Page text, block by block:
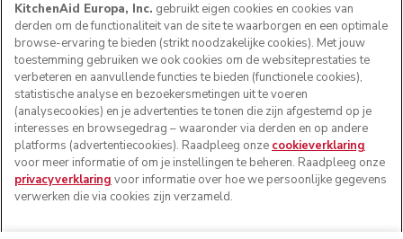
VOLG ONS
KitchenAid Europa, Inc. gebruikt eigen cookies en cookies van
derden om de functionaliteit van de site te waarborgen en een optimale
browse-ervaring te bieden (strikt noodzakelijke cookies). Met jouw
toestemming gebruiken we ook cookies om de websiteprestaties te
verbeteren en aanvullende functies te bieden (functionele cookies),
statistische analyse en bezoekersmetingen uit te voeren
(analysecookies) en je advertenties te tonen die zijn afgestemd op je
interesses en browsegedrag – waaronder via derden en op andere
platforms (advertentiecookies). Raadpleeg onze cookieverklaring
voor meer informatie of om je instellingen te beheren. Raadpleeg onze
privacyverklaring voor informatie over hoe we persoonlijke gegevens
verwerken die via cookies zijn verzameld.